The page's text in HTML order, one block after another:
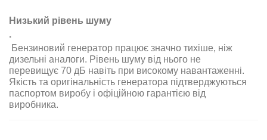
Низький рівень шуму
.
Бензиновий генератор працює значно тихіше, ніж
дизельні аналоги. Рівень шуму від нього не
перевищує 70 дБ навіть при високому навантаженні.
Якість та оригінальність генератора підтверджуються
паспортом виробу і офіційною гарантією від
виробника.